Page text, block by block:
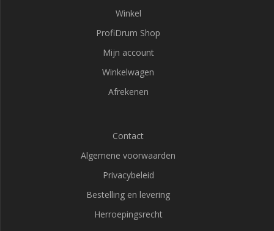
Winkel
ProfiDrum Shop
Mijn account
Winkelwagen
Afrekenen
Contact
Algemene voorwaarden
Privacybeleid
Bestelling en levering
Herroepingsrecht